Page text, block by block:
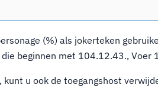
(%) als jokerteken
beginnen met 104.12.43., Voer
kunt u ook de toegangshost